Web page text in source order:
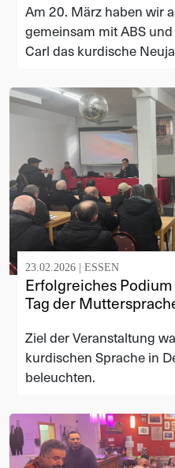
Am 20. März haben wir
gemeinsam mit ABS
Carl das kurdische
23.02.2026 | ESSEN
Erfolgreiches
Tag der
Ziel der Veranstaltung
kurdischen Sprache in
beleuchten.